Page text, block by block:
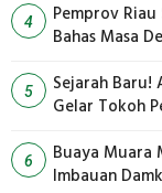
4
Pemprov
Bahas Masa
5
Sejarah Baru!
Gelar Tokoh
6
Buaya Muara
Imbauan